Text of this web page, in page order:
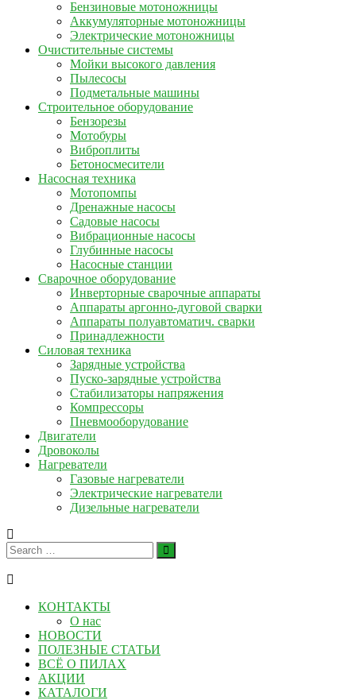
Бензиновые мотоножницы
Аккумуляторные мотоножницы
Электрические мотоножницы
Очистительные системы
Мойки высокого давления
Пылесосы
Подметальные машины
Строительное оборудование
Бензорезы
Мотобуры
Виброплиты
Бетоносмесители
Насосная техника
Мотопомпы
Дренажные насосы
Садовые насосы
Вибрационные насосы
Глубинные насосы
Насосные станции
Сварочное оборудование
Инверторные сварочные аппараты
Аппараты аргонно-дуговой сварки
Аппараты полуавтоматич. сварки
Принадлежности
Силовая техника
Зарядные устройства
Пуско-зарядные устройства
Стабилизаторы напряжения
Компрессоры
Пневмооборудование
Двигатели
Дровоколы
Нагреватели
Газовые нагреватели
Электрические нагреватели
Дизельные нагреватели
КОНТАКТЫ
О нас
НОВОСТИ
ПОЛЕЗНЫЕ СТАТЬИ
ВСЁ О ПИЛАХ
АКЦИИ
КАТАЛОГИ